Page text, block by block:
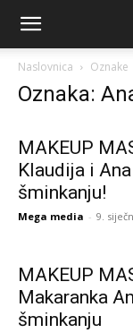
Naslovnica Oznake
Oznaka:
MAKEUP
Klaudija i
šminkanju!
Mega media - 9.
MAKEUP
Makaranka
šminkanju